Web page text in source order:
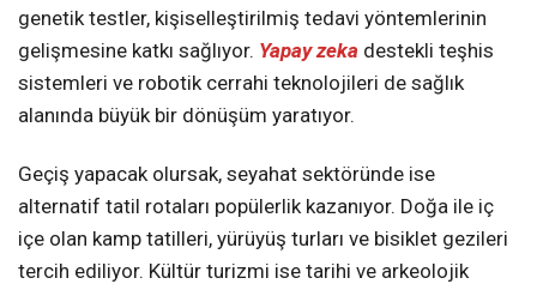
genetik testler, kişiselleştirilmiş tedavi yöntemlerinin
gelişmesine katkı sağlıyor. Yapay zeka destekli teşhis
sistemleri ve robotik cerrahi teknolojileri de sağlık
alanında büyük bir dönüşüm yaratıyor.
Geçiş yapacak olursak, seyahat sektöründe ise
alternatif tatil rotaları popülerlik kazanıyor. Doğa ile iç
içe olan kamp tatilleri, yürüyüş turları ve bisiklet gezileri
tercih ediliyor. Kültür turizmi ise tarihi ve arkeolojik